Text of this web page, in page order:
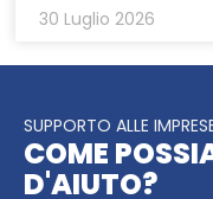
30 Luglio 2026
SUPPORTO ALLE
COME
D'AIUTO?